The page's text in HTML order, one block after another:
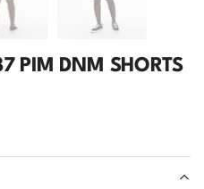
PIM DNM SHORTS